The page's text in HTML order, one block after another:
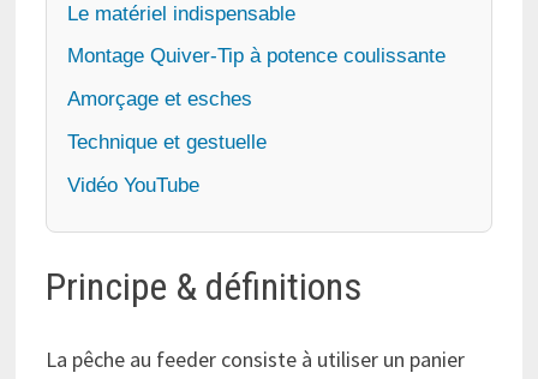
Le matériel indispensable
Montage Quiver-Tip à potence coulissante
Amorçage et esches
Technique et gestuelle
Vidéo YouTube
Principe & définitions
La pêche au feeder consiste à utiliser un panier